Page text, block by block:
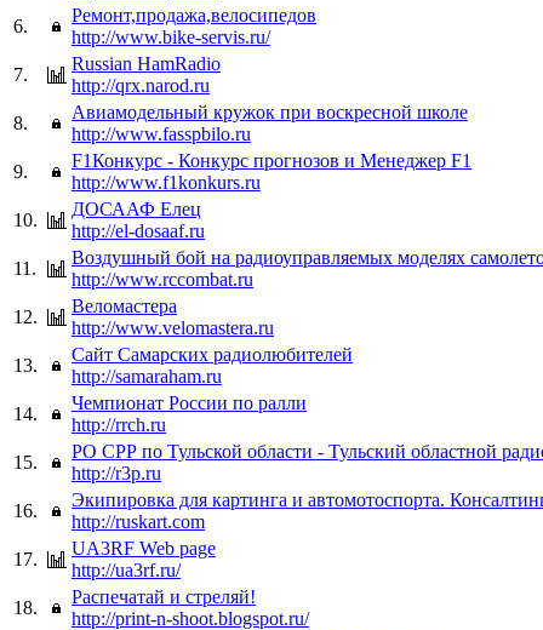
6.
Ремонт,продажа,велосипедов
http://www.bike-servis.ru/
7.
Russian HamRadio
http://qrx.narod.ru
8.
Авиамодельный кружок при воскресной школе
http://www.fasspbilo.ru
9.
F1Конкурс - Конкурс прогнозов и Менеджер F1
http://www.f1konkurs.ru
10.
ДОСААФ Елец
http://el-dosaaf.ru
11.
Воздушный бой на радиоуправляемых моделях
http://www.rccombat.ru
12.
Веломастера
http://www.velomastera.ru
13.
Сайт Самарских радиолюбителей
http://samaraham.ru
14.
Чемпионат России по ралли
http://rrch.ru
15.
РО СРР по Тульской области - Тульский областной
http://r3p.ru
16.
Экипировка для картинга и автомотоспорта.
http://ruskart.com
17.
UA3RF Web page
http://ua3rf.ru/
18.
Распечатай и стреляй!
http://print-n-shoot.blogspot.ru/